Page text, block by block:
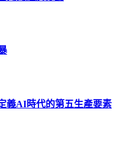
義AI時代的第五生產要素